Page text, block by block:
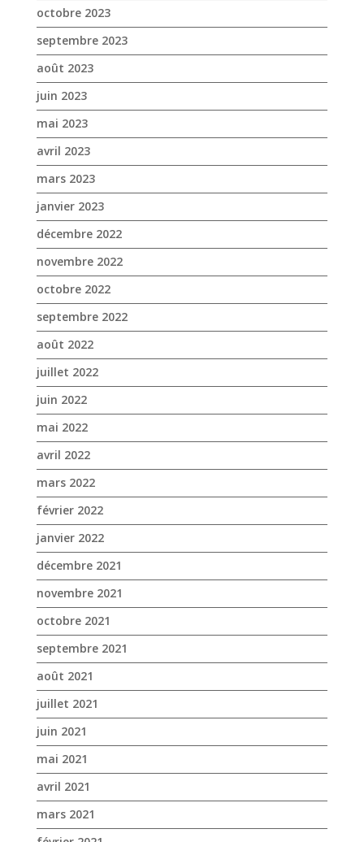
avril 2023
mars 2023
janvier 2023
décembre 2022
novembre 2022
octobre 2022
septembre 2022
août 2022
juillet 2022
juin 2022
mai 2022
avril 2022
mars 2022
février 2022
janvier 2022
décembre 2021
novembre 2021
octobre 2021
septembre 2021
août 2021
juillet 2021
juin 2021
mai 2021
avril 2021
mars 2021
février 2021
janvier 2021
novembre 2020
octobre 2020
septembre 2020